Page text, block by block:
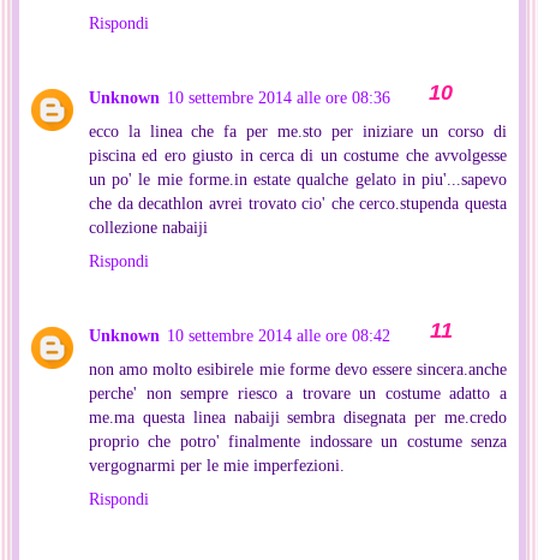
Rispondi
Unknown 10 settembre 2014 alle ore 08:36
ecco la linea che fa per me.sto per iniziare un corso di
piscina ed ero giusto in cerca di un costume che avvolgesse
un po' le mie forme.in estate qualche gelato in piu'...sapevo
che da decathlon avrei trovato cio' che cerco.stupenda questa
collezione nabaiji
Rispondi
Unknown 10 settembre 2014 alle ore 08:42
non amo molto esibirele mie forme devo essere sincera.anche
perche' non sempre riesco a trovare un costume adatto a
me.ma questa linea nabaiji sembra disegnata per me.credo
proprio che potro' finalmente indossare un costume senza
vergognarmi per le mie imperfezioni.
Rispondi